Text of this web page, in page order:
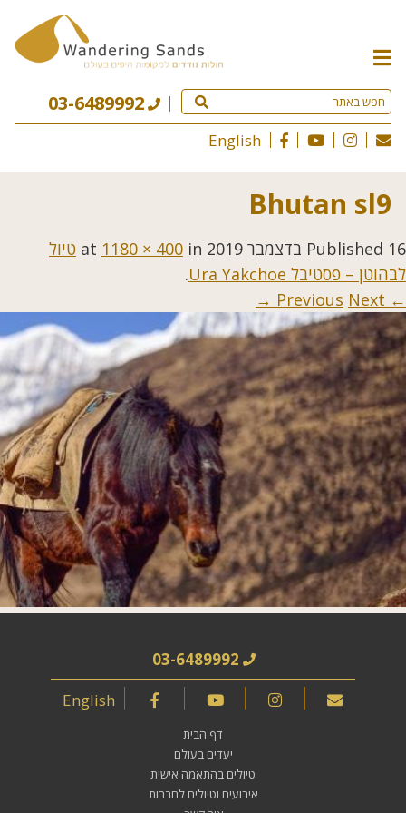
תפריט
האתר
03-6489992
English
Bhutan sl9
Published 16 בדצמבר 2019 1180 × 400 in
טיול
לבהוטן – פסטיבל Ura Yakchoe
.
← Previous
Next →
03-6489992
English
דף הבית
יעדים בעולם
טיולים בהתאמה אישית
אירועים וטיולים לחברות